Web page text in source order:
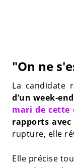
"On ne
La candidate
d’un week-
mari de cette
rapports
rupture, elle
Elle précise